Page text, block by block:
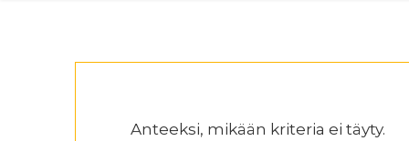
Anteeksi, mikään kriteria ei täyty.